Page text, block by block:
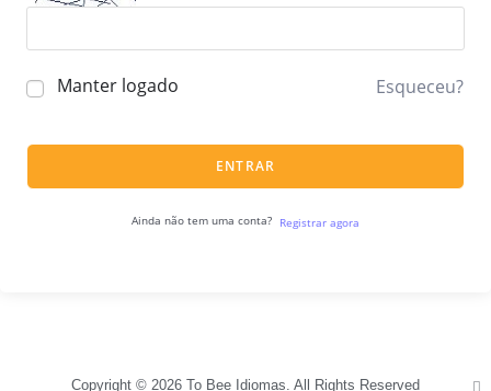
Manter logado Esqueceu?
ENTRAR
Ainda não tem uma conta? Registrar agora
Copyright © 2026 To Bee Idiomas. All Rights Reserved